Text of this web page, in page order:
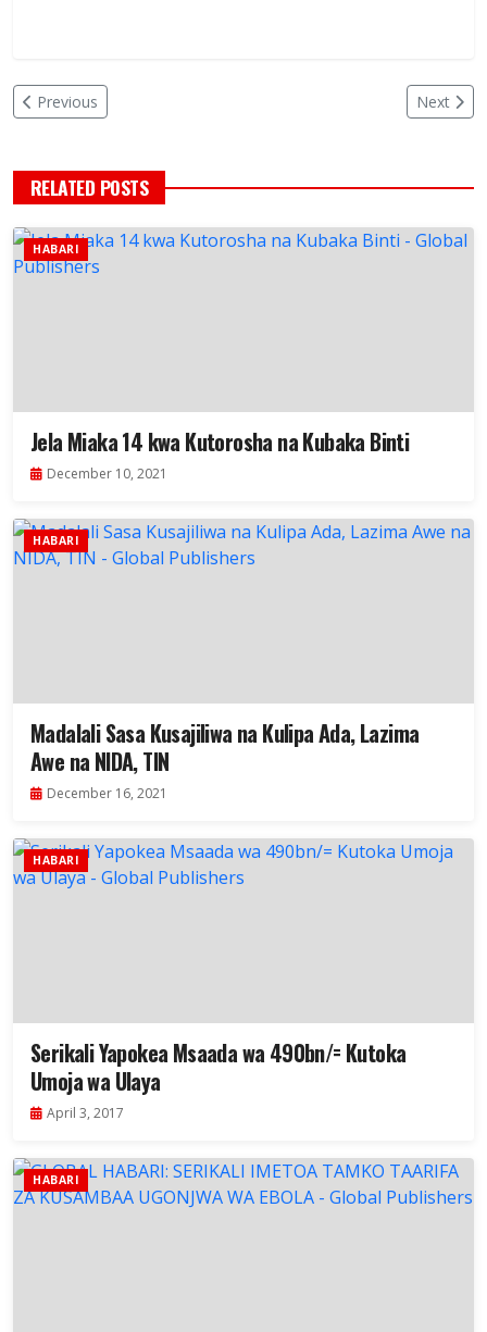
Previous Next
RELATED POSTS
HABARI
Jela Miaka 14 kwa Kutorosha na Kubaka Binti
December 10, 2021
HABARI
Madalali Sasa Kusajiliwa na Kulipa Ada, Lazima
Awe na NIDA, TIN
December 16, 2021
HABARI
Serikali Yapokea Msaada wa 490bn/= Kutoka
Umoja wa Ulaya
April 3, 2017
HABARI